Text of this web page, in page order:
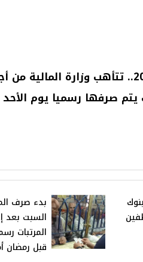
مرتبات فبراير .. مرتبات فبراير 2025.. تتأهب
بدء صرف
السبت بعد
المرتبات
قبل رمضان